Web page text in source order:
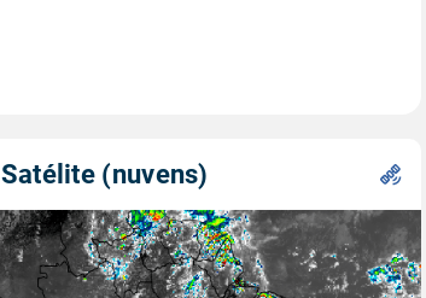
Satélite (nuvens)